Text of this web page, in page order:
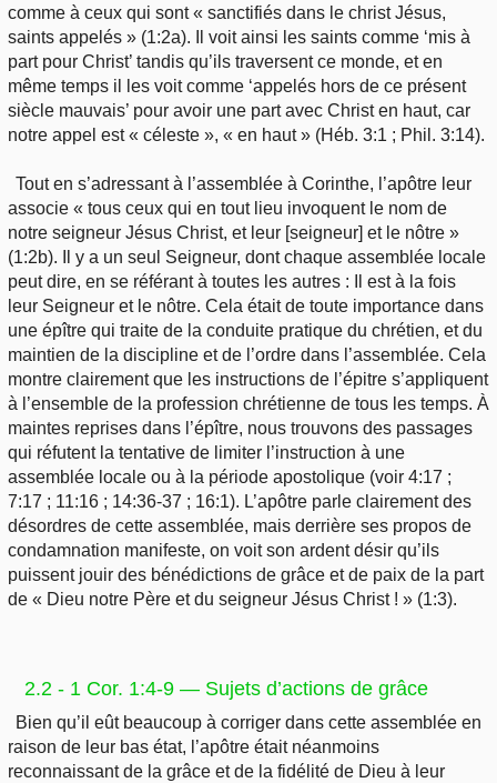
comme à ceux qui sont « sanctifiés dans le christ Jésus,
saints appelés » (1:2a). Il voit ainsi les saints comme ‘mis à
part pour Christ’ tandis qu’ils traversent ce monde, et en
même temps il les voit comme ‘appelés hors de ce présent
siècle mauvais’ pour avoir une part avec Christ en haut, car
notre appel est « céleste », « en haut » (Héb. 3:1 ; Phil. 3:14).
Tout en s’adressant à l’assemblée à Corinthe, l’apôtre leur
associe « tous ceux qui en tout lieu invoquent le nom de
notre seigneur Jésus Christ, et leur [seigneur] et le nôtre »
(1:2b). Il y a un seul Seigneur, dont chaque assemblée locale
peut dire, en se référant à toutes les autres : Il est à la fois
leur Seigneur et le nôtre. Cela était de toute importance dans
une épître qui traite de la conduite pratique du chrétien, et du
maintien de la discipline et de l’ordre dans l’assemblée. Cela
montre clairement que les instructions de l’épitre s’appliquent
à l’ensemble de la profession chrétienne de tous les temps. À
maintes reprises dans l’épître, nous trouvons des passages
qui réfutent la tentative de limiter l’instruction à une
assemblée locale ou à la période apostolique (voir 4:17 ;
7:17 ; 11:16 ; 14:36-37 ; 16:1). L’apôtre parle clairement des
désordres de cette assemblée, mais derrière ses propos de
condamnation manifeste, on voit son ardent désir qu’ils
puissent jouir des bénédictions de grâce et de paix de la part
de « Dieu notre Père et du seigneur Jésus Christ ! » (1:3).
2.2 - 1 Cor. 1:4-9 — Sujets d’actions de grâce
Bien qu’il eût beaucoup à corriger dans cette assemblée en
raison de leur bas état, l’apôtre était néanmoins
reconnaissant de la grâce et de la fidélité de Dieu à leur